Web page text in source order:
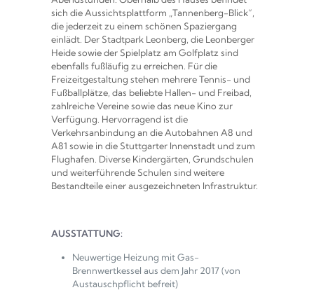
sich die Aussichtsplattform „Tannenberg-Blick“,
die jederzeit zu einem schönen Spaziergang
einlädt. Der Stadtpark Leonberg, die Leonberger
Heide sowie der Spielplatz am Golfplatz sind
ebenfalls fußläufig zu erreichen. Für die
Freizeitgestaltung stehen mehrere Tennis- und
Fußballplätze, das beliebte Hallen- und Freibad,
zahlreiche Vereine sowie das neue Kino zur
Verfügung. Hervorragend ist die
Verkehrsanbindung an die Autobahnen A8 und
A81 sowie in die Stuttgarter Innenstadt und zum
Flughafen. Diverse Kindergärten, Grundschulen
und weiterführende Schulen sind weitere
Bestandteile einer ausgezeichneten Infrastruktur.
AUSSTATTUNG:
Neuwertige Heizung mit Gas-
Brennwertkessel aus dem Jahr 2017 (von
Austauschpflicht befreit)